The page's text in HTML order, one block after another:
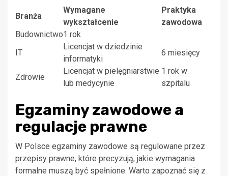
Branża
Wymagane
wykształcenie
Praktyka
zawodowa
Budownictwo1 rok
IT
Licencjat w dziedzinie
informatyki
6 miesięcy
Zdrowie
Licencjat w pielęgniarstwie
lub medycynie
1 rok w
szpitalu
Egzaminy zawodowe a
regulacje prawne
W Polsce egzaminy zawodowe są regulowane przez
przepisy prawne, które precyzują, jakie wymagania
formalne muszą być spełnione. Warto zapoznać się z